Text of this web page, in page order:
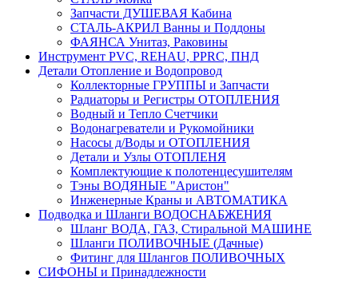
Запчасти ДУШЕВАЯ Кабина
СТАЛЬ-АКРИЛ Ванны и Поддоны
ФАЯНСА Унитаз, Раковины
Инструмент PVC, REHAU, PPRC, ПНД
Детали Отопление и Водопровод
Коллекторные ГРУППЫ и Запчасти
Радиаторы и Регистры ОТОПЛЕНИЯ
Водный и Тепло Счетчики
Водонагреватели и Рукомойники
Насосы д/Воды и ОТОПЛЕНИЯ
Детали и Узлы ОТОПЛЕНЯ
Комплектующие к полотенцесушителям
Тэны ВОДЯНЫЕ "Аристон"
Инженерные Краны и АВТОМАТИКА
Подводка и Шланги ВОДОСНАБЖЕНИЯ
Шланг ВОДА, ГАЗ, Стиральной МАШИНЕ
Шланги ПОЛИВОЧНЫЕ (Дачные)
Фитинг для Шлангов ПОЛИВОЧНЫХ
СИФОНЫ и Принадлежности